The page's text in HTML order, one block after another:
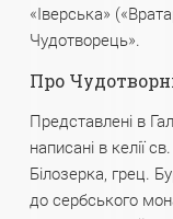
«Іверська»
Чудотворець».
Про
Представлені в
написані в келії
Білозерка, грец.
до сербського